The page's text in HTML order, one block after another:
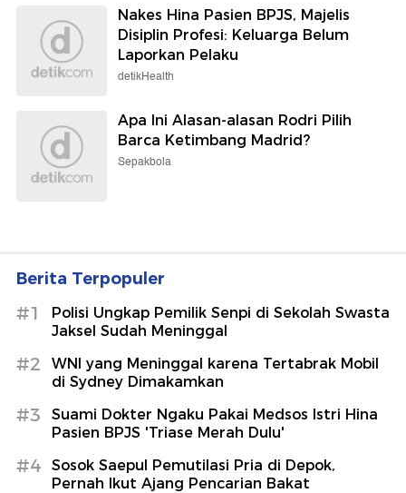
Nakes Hina Pasien BPJS, Majelis
Disiplin Profesi: Keluarga Belum
Laporkan Pelaku
detikHealth
Apa Ini Alasan-alasan Rodri Pilih
Barca Ketimbang Madrid?
Sepakbola
Berita Terpopuler
#1
Polisi Ungkap Pemilik Senpi di Sekolah Swasta
Jaksel Sudah Meninggal
#2
WNI yang Meninggal karena Tertabrak Mobil
di Sydney Dimakamkan
#3
Suami Dokter Ngaku Pakai Medsos Istri Hina
Pasien BPJS 'Triase Merah Dulu'
#4
Sosok Saepul Pemutilasi Pria di Depok,
Pernah Ikut Ajang Pencarian Bakat